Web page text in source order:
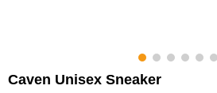
Caven Unisex Sneaker